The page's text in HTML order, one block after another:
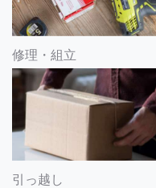
修理・組立
引っ越し